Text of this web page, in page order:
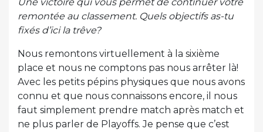
Une victoire qui vous permet de continuer votre
remontée au classement. Quels objectifs as-tu
fixés d’ici la trêve?
Nous remontons virtuellement à la sixième
place et nous ne comptons pas nous arrêter là!
Avec les petits pépins physiques que nous avons
connu et que nous connaissons encore, il nous
faut simplement prendre match après match et
ne plus parler de Playoffs. Je pense que c’est